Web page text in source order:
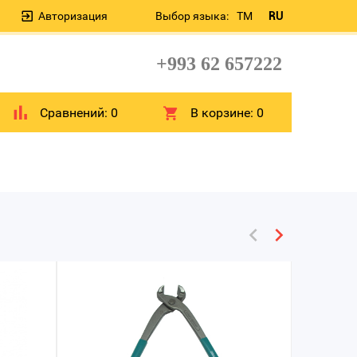
Выбор языка: TM RU
Авторизация
+993 62 657222
Сравнений: 0 В корзине:0